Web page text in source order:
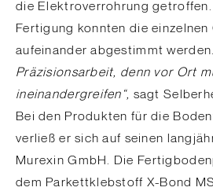
die Elektroverrohrung
Fertigung konnten die einzelnen
aufeinander abgestimmt werden.
Präzisionsarbeit, denn vor Ort
ineinandergreifen“, sagt
Bei den Produkten für die
verließ er sich auf seinen
Murexin GmbH. Die
dem Parkettklebstoff X-Bond